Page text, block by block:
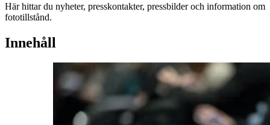
Här hittar du nyheter, presskontakter, pressbilder och information om
fototillstånd.
Innehåll